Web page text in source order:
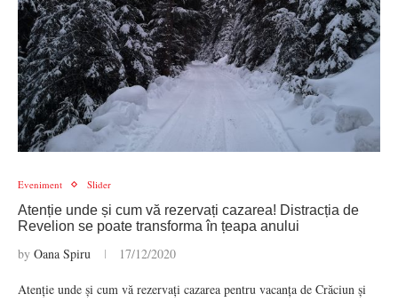
Eveniment Slider
Atenție unde și cum vă rezervați cazarea! Distracția de
Revelion se poate transforma în țeapa anului
by Oana Spiru 17/12/2020
Atenție unde și cum vă rezervați cazarea pentru vacanța de Crăciun și